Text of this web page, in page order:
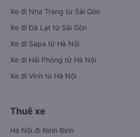
Xe đi Nha Trang từ Sài Gòn
Xe đi Đà Lạt từ Sài Gòn
Xe đi Sapa từ Hà Nội
Xe đi Hải Phòng từ Hà Nội
Xe đi Vinh từ Hà Nội
Thuê xe
Hà Nội đi Ninh Bình